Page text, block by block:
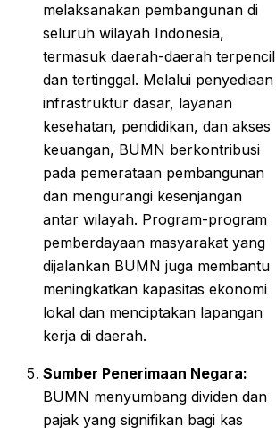
melaksanakan pembangunan di
seluruh wilayah Indonesia,
termasuk daerah-daerah terpencil
dan tertinggal. Melalui penyediaan
infrastruktur dasar, layanan
kesehatan, pendidikan, dan akses
keuangan, BUMN berkontribusi
pada pemerataan pembangunan
dan mengurangi kesenjangan
antar wilayah. Program-program
pemberdayaan masyarakat yang
dijalankan BUMN juga membantu
meningkatkan kapasitas ekonomi
lokal dan menciptakan lapangan
kerja di daerah.
Sumber Penerimaan Negara:
BUMN menyumbang dividen dan
pajak yang signifikan bagi kas